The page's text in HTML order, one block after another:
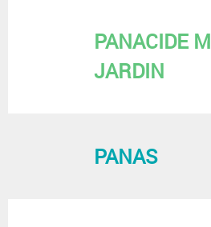
PANACIDE M
JARDIN
PANAS